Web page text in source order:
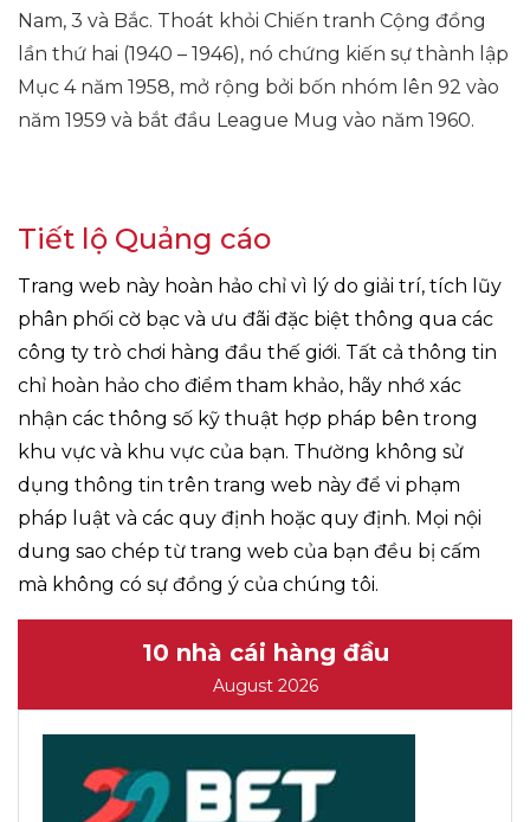
Nam, 3 và Bắc. Thoát khỏi Chiến tranh Cộng đồng
lần thứ hai (1940 – 1946), nó chứng kiến ​​sự thành lập
Mục 4 năm 1958, mở rộng bởi bốn nhóm lên 92 vào
năm 1959 và bắt đầu League Mug vào năm 1960.
Tiết lộ Quảng cáo
Trang web này hoàn hảo chỉ vì lý do giải trí, tích lũy
phân phối cờ bạc và ưu đãi đặc biệt thông qua các
công ty trò chơi hàng đầu thế giới. Tất cả thông tin
chỉ hoàn hảo cho điểm tham khảo, hãy nhớ xác
nhận các thông số kỹ thuật hợp pháp bên trong
khu vực và khu vực của bạn. Thường không sử
dụng thông tin trên trang web này để vi phạm
pháp luật và các quy định hoặc quy định. Mọi nội
dung sao chép từ trang web của bạn đều bị cấm
mà không có sự đồng ý của chúng tôi.
10 nhà cái hàng đầu
August 2026